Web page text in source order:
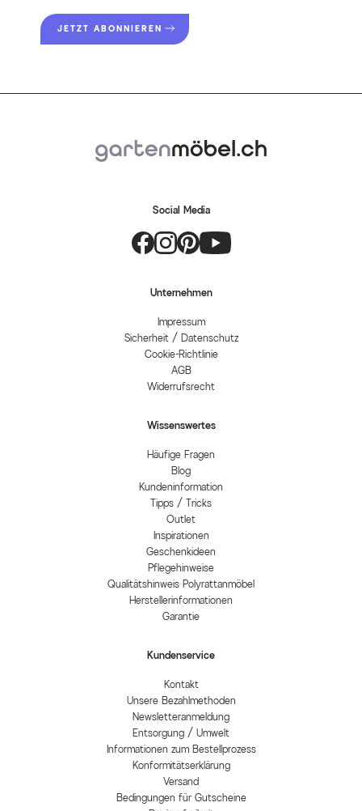
JETZT ABONNIEREN
Social Media
Unternehmen
Impressum
Sicherheit / Datenschutz
Cookie-Richtlinie
AGB
Widerrufsrecht
Wissenswertes
Häufige Fragen
Blog
Kundeninformation
Tipps / Tricks
Outlet
Inspirationen
Geschenkideen
Pflegehinweise
Qualitätshinweis Polyrattanmöbel
Herstellerinformationen
Garantie
Kundenservice
Kontakt
Unsere Bezahlmethoden
Newsletteranmeldung
Entsorgung / Umwelt
Informationen zum Bestellprozess
Konformitätserklärung
Versand
Bedingungen für Gutscheine